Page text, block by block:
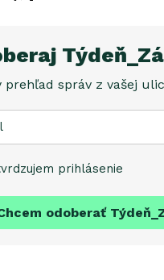
prehľad správ z vašej
prihlásenie
odoberať